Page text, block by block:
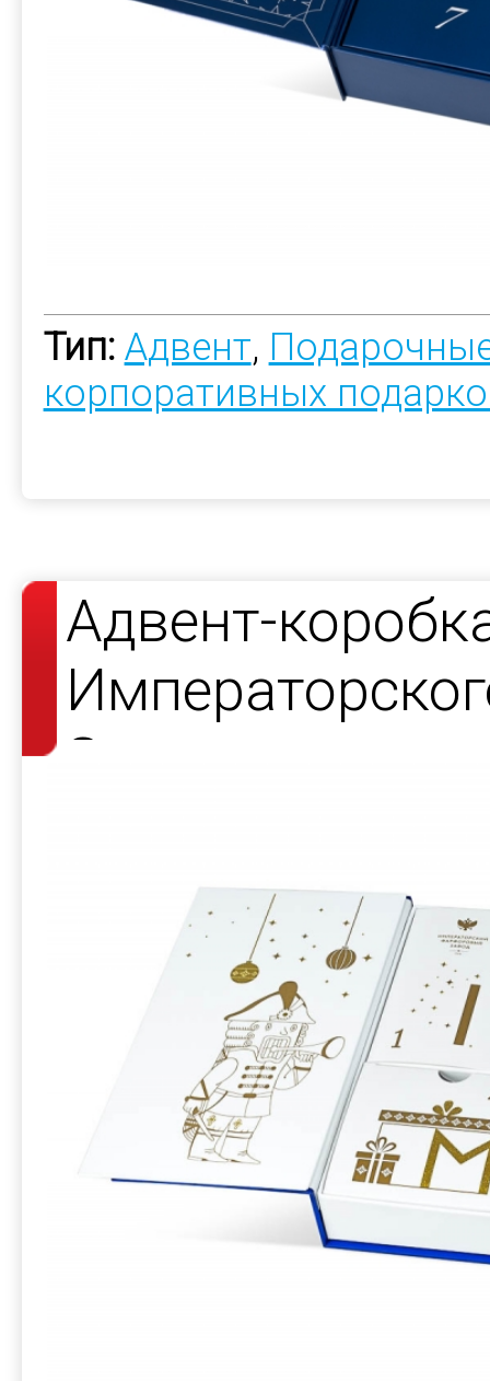
Тип: Адвент,
корпоративных
Адвент-
Завода